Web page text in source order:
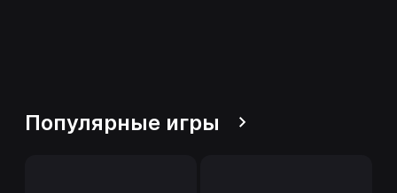
Популярные игры